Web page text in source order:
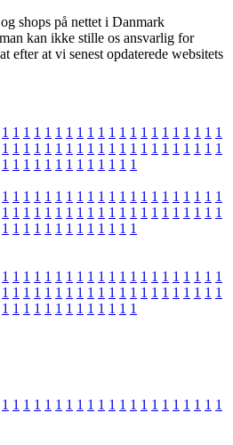
shops på nettet i Danmark
kan ikke stille os ansvarlig for
efter at vi senest opdaterede websitets
1 1 1 1 1 1 1 1 1 1 1 1 1 1 1 1 1 1 1 1 1
1 1 1 1 1 1 1 1 1 1 1 1 1 1 1 1 1 1 1 1 1
1 1 1 1 1 1 1 1 1 1 1 1 1
1 1 1 1 1 1 1 1 1 1 1 1 1 1 1 1 1 1 1 1 1
1 1 1 1 1 1 1 1 1 1 1 1 1 1 1 1 1 1 1 1 1
1 1 1 1 1 1 1 1 1 1 1 1 1
1 1 1 1 1 1 1 1 1 1 1 1 1 1 1 1 1 1 1 1 1
1 1 1 1 1 1 1 1 1 1 1 1 1 1 1 1 1 1 1 1 1
1 1 1 1 1 1 1 1 1 1 1 1 1
1 1 1 1 1 1 1 1 1 1 1 1 1 1 1 1 1 1 1 1 1